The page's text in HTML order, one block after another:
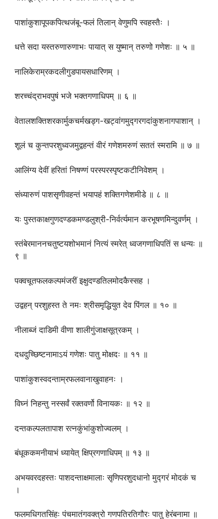
पाशांकुशापूपकपित्थजंबू-फलं तिलान् वेणुमपि स्वहस्तैः ।
धत्ते सदा यस्तरुणारुणाभः पायात् स युष्मान् तरुणो गणेशः ॥ ५ ॥
नालिकेराम्रकदलीगुडपायसधारिणम् ।
शरच्चंद्राभवपुषं भजे भक्तगणाधिपम् ॥ ६ ॥
वेतालशक्तिशरकार्मुकचर्मखड्ग-खट्वांगमुद्गरगदांकुशनागपाशान् ।
शूलं च कुन्तपरशुध्वजमुद्वहन्तं वीरं गणेशमरुणं सततं स्मरामि ॥ ७ ॥
आलिंग्य देवीं हरितां निषण्णं परस्परस्पृष्टकटीनिवेशम् ।
संध्यारुणं पाशसृणीवहन्तं भयापहं शक्तिगणेशमीडे ॥ ८ ॥
यः पुस्तकाक्षगुणदण्डकमण्डलुश्री-निर्वर्त्यमान करभूषणमिन्दुवर्णम् ।
स्तंबेरमाननचतुष्टयशोभमानं नित्यं स्मरेत् ध्वजगणाधिपतिं स धन्यः ॥
९ ॥
पक्वचूतफलकल्पमंजरीं इक्षुदण्डतिलमोदकैस्सह ।
उद्वहन् परशुहस्त ते नमः श्रीसमृद्धियुत देव पिंगल ॥ १० ॥
नीलाब्जं दाडिमी वीणा शालीगुंजाक्षसूत्रकम् ।
दधदुच्छिष्टनामाऽयं गणेशः पातु मोक्षदः ॥ ११ ॥
पाशांकुशस्वदन्ताम्रफलवानाखुवाहनः ।
विघ्नं निहन्तु नस्सर्वं रक्तवर्णो विनायकः ॥ १२ ॥
दन्तकल्पलतापाश रत्नकुंभांकुशोज्वलम् ।
बंधूककमनीयाभं ध्यायेत् क्षिप्रगणाधिपम् ॥ १३ ॥
अभयवरदहस्तः पाशदन्ताक्षमालाः सृणिपरशुदधानो मुद्गरं मोदकं च
।
फलमधिगतसिंहः पंचमातंगवक्त्रो गणपतिरतिगौरः पातु हेरंबनामा ॥